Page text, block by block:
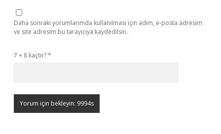
Daha sonraki yorumlarımda kullanılması için adım, e-posta adresim
ve site adresim bu tarayıcıya kaydedilsin.
7 + 8 kaçtır?*